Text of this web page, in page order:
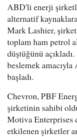
ABD'li enerji
alternatif
Mark Lashier,
toplam ham petrol
düştüğünü
beslemek
başladı.
Chevron, PBF
şirketinin sahibi
Motiva Enterprises
etkilenen şirketler